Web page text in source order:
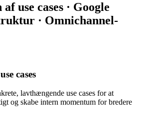
use cases · Google
· Omnichannel-
cases
lavthængende use cases for at
og skabe intern momentum for bredere